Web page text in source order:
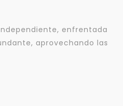
enfrentada
aprovechando las